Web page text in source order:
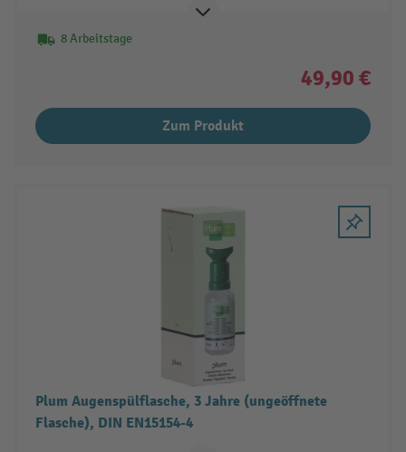
8 Arbeitstage
49,90 €
Zum Produkt
Plum Augenspülflasche, 3 Jahre (ungeöffnete
Flasche), DIN EN15154-4